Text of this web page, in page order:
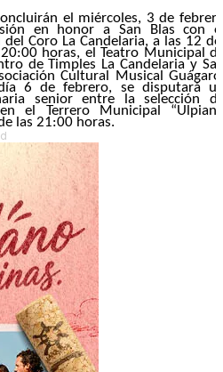
el miércoles, 3 de
en honor a San Blas con
Coro La Candelaria, a las 12
horas, el Teatro Municipal
de Timples La Candelaria y
Cultural Musical
6 de febrero, se disputará
senior entre la selección
el Terrero Municipal
las 21:00 horas.